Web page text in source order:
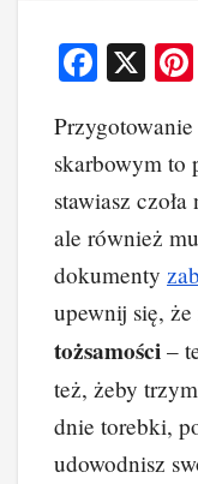
F
c
e
b
o
o
k
X
skarbowym to
stawiasz
ale również
dokumenty
upewnij się,
tożsamości –
też, żeby
dnie torebki,
udowodnisz